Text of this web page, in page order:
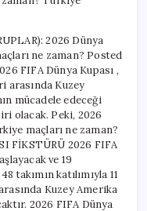
Dünya
ne
zaman?
Türkiye
maçları
ne
zaman?
için
2026 Dünya
ne zaman? Posted
FIFA Dünya Kupası ,
arasında Kuzey
mücadele edeceği
olacak. Peki, 2026
maçları ne zaman?
FİKSTÜRÜ 2026 FIFA
ve 19
takımın katılımıyla 11
Kuzey Amerika
2026 FIFA Dünya